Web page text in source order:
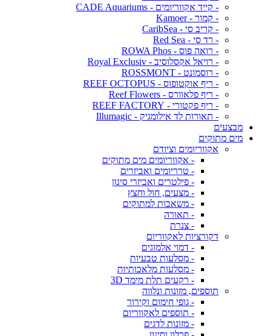
- קייד אקווריומים - CADE Aquariums
- קמור - Kamoer
- קריב סי - CaribSea
- רד סי - Red Sea
- רואה פוס - ROWA Phos
- רויאל אקסלוסיב - Royal Exclusiv
- רוסמונט - ROSSMONT
- ריף אוקטופוס - REEF OCTOPUS
- ריף פלאוורס - Reef Flowers
- ריף פקטורי - REEF FACTORY
- תאורות לד אילומגיק - Illumagic
מבצעים
מים מתוקים
אקווריומים וציודם
- אקווריומים מים מתוקים
- טרריומים ואביזרים
- פילטרים ואביזרי סינון
- מצעים, חול וחצץ
- משאבות למתוקים
- תאורה
- צנרת
דקורציות לאקווריום
- דמוי אלמוגים
- מסלעות טבעיות
- מסלעות מלאכותיות
- רקעים תלת מימד 3D
תוספים, מזונות ונלווה
- גופי חימום וקירור
- תוספים לאקווריום
- מזונות לדגים